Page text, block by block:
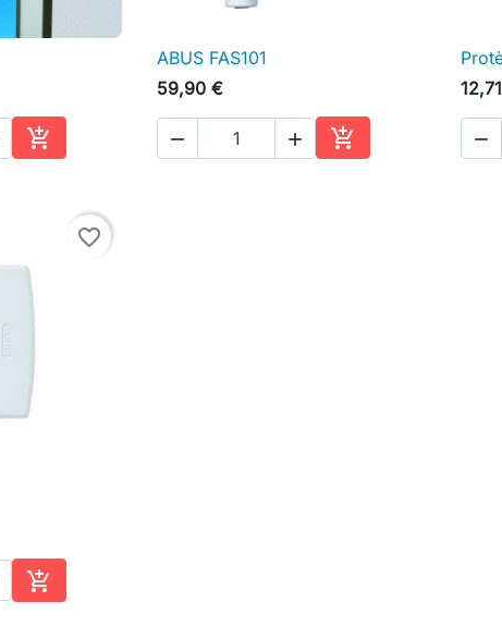

Ajouter au panier
 Aperçu rapide
ABUS FAS101
59,90 €
  
Ajouter au panier

favorite_border

Ajouter au panier